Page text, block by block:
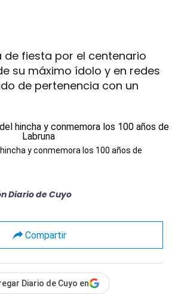
de fiesta por el centenario
su máximo ídolo y en redes
de pertenencia con un
y conmemora los 100 años de
Diario de Cuyo
Compartir
Diario de Cuyo en